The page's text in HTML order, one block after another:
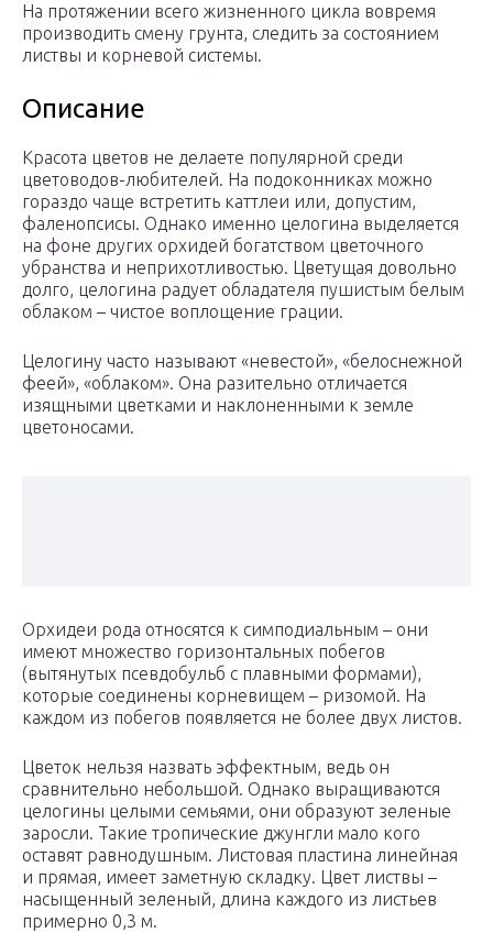
На протяжении всего жизненного цикла вовремя
производить смену грунта, следить за состоянием
листвы и корневой системы.
Описание
Красота цветов не делаете популярной среди
цветоводов-любителей. На подоконниках можно
гораздо чаще встретить каттлеи или, допустим,
фаленопсисы. Однако именно целогина выделяется
на фоне других орхидей богатством цветочного
убранства и неприхотливостью. Цветущая довольно
долго, целогина радует обладателя пушистым белым
облаком – чистое воплощение грации.
Целогину часто называют «невестой», «белоснежной
феей», «облаком». Она разительно отличается
изящными цветками и наклоненными к земле
цветоносами.
Орхидеи рода относятся к симподиальным – они
имеют множество горизонтальных побегов
(вытянутых псевдобульб с плавными формами),
которые соединены корневищем – ризомой. На
каждом из побегов появляется не более двух листов.
Цветок нельзя назвать эффектным, ведь он
сравнительно небольшой. Однако выращиваются
целогины целыми семьями, они образуют зеленые
заросли. Такие тропические джунгли мало кого
оставят равнодушным. Листовая пластина линейная
и прямая, имеет заметную складку. Цвет листвы –
насыщенный зеленый, длина каждого из листьев
примерно 0,3 м.